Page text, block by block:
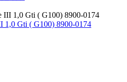
1,0 Gti ( G100) 8900-0174